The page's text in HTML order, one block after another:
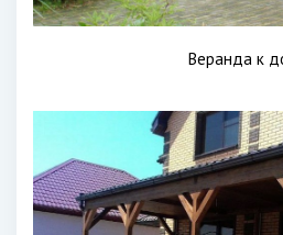
Веранда к